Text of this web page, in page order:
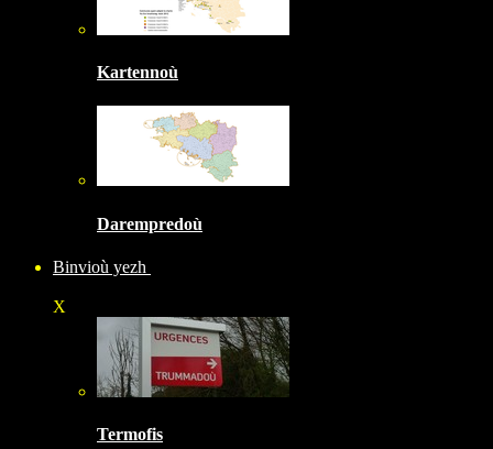
Kartennoù
Darempredoù
Binvioù yezh
X
Termofis